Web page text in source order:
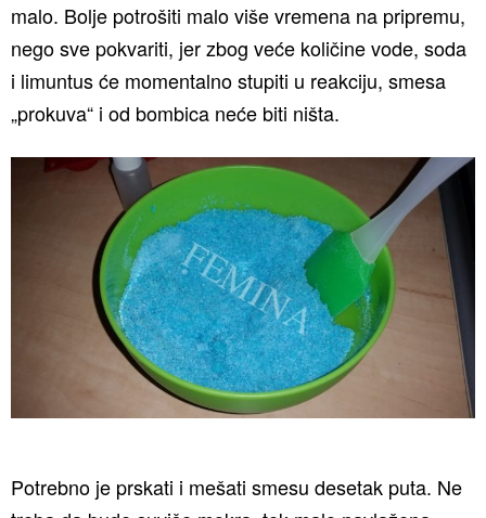
malo. Bolje potrošiti malo više vremena na pripremu,
nego sve pokvariti, jer zbog veće količine vode, soda
i limuntus će momentalno stupiti u reakciju, smesa
„prokuva“ i od bombica neće biti ništa.
Potrebno je prskati i mešati smesu desetak puta. Ne